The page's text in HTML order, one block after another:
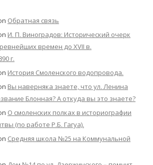
Обратная связь
И. П. Виноградов: Исторический очерк
времен до XVII в.
г.
История Смоленского водопровода.
Вы наверняка знаете, что ул. Ленина
Блонная? А откуда вы это знаете?
О смоленских полках в историографии
(по работе Р.Б. Гагуа).
Средняя школа №25 на Коммунальной